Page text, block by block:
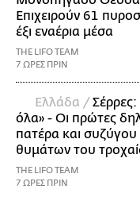
Επιχειρούν 61
έξι εναέρια μέσα
THE LIFO TEAM
7 ΩΡΕΣ ΠΡΙΝ
Ελλάδα /
όλα» - Οι πρώτες
πατέρα και
θυμάτων του
THE LIFO TEAM
7 ΩΡΕΣ ΠΡΙΝ